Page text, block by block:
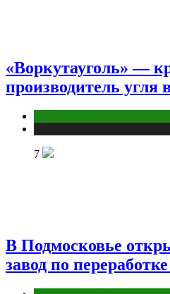
«Воркутауголь» —
производитель угля
7
В Подмосковье
завод по